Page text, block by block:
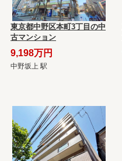
東京都中野区本町3丁目の中
古マンション
9,198万円
中野坂上 駅